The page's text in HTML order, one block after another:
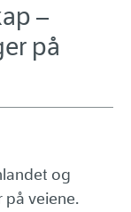
–
på
og
på veiene.